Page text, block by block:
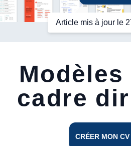
Article mis à jour le
Modèles
cadre
CRÉER MON CV